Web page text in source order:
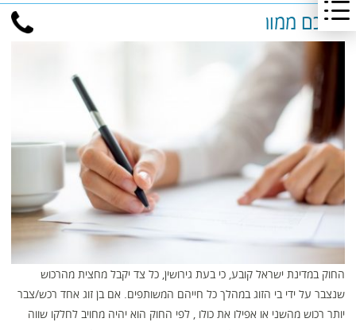
הסכם ממון
החוק במדינת ישראל קובע, כי בעת גירושין, כל צד יקבל מחצית מהרכוש
שנצבר על ידי בי הזוג במהלך כל חייהם המשותפים. אם בן זוג אחד רכש/צבר
יותר רכוש מהשני או אפילו את כולו , לפי החוק הוא יהיה מחויב לחלקו שווה